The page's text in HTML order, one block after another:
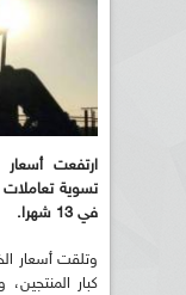
ارتفعت أسعار
تسوية تعاملات
في 13 شهرا.
وتلقت أسعار
كبار